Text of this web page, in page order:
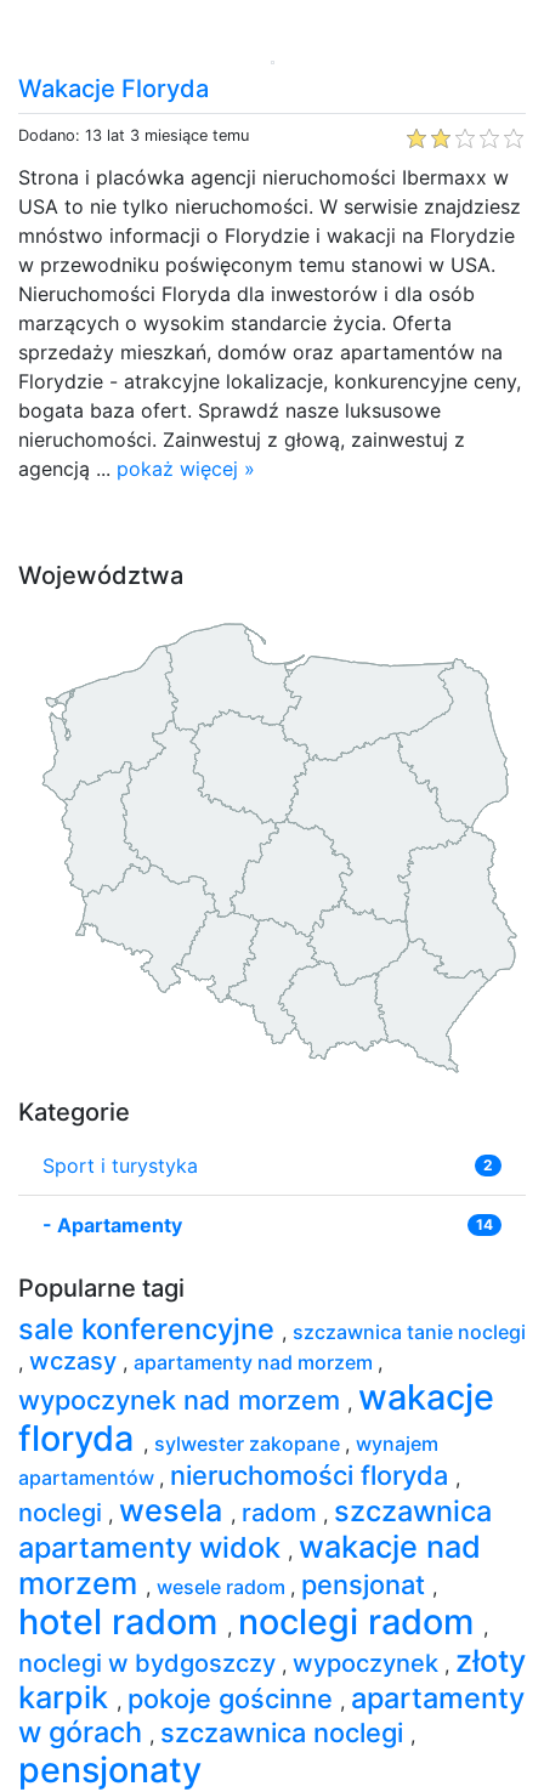
Wakacje Floryda
Dodano: 13 lat 3 miesiące temu
Strona i placówka agencji nieruchomości Ibermaxx w
USA to nie tylko nieruchomości. W serwisie znajdziesz
mnóstwo informacji o Florydzie i wakacji na Florydzie
w przewodniku poświęconym temu stanowi w USA.
Nieruchomości Floryda dla inwestorów i dla osób
marzących o wysokim standarcie życia. Oferta
sprzedaży mieszkań, domów oraz apartamentów na
Florydzie - atrakcyjne lokalizacje, konkurencyjne ceny,
bogata baza ofert. Sprawdź nasze luksusowe
nieruchomości. Zainwestuj z głową, zainwestuj z
agencją ... pokaż więcej »
Województwa
Kategorie
Sport i turystyka 2
- Apartamenty 14
Popularne tagi
sale konferencyjne , szczawnica tanie noclegi
, wczasy , apartamenty nad morzem ,
wypoczynek nad morzem , wakacje
floryda , sylwester zakopane , wynajem
apartamentów , nieruchomości floryda ,
noclegi , wesela , radom , szczawnica
apartamenty widok , wakacje nad
morzem , wesele radom , pensjonat ,
hotel radom , noclegi radom ,
noclegi w bydgoszczy , wypoczynek , złoty
karpik , pokoje gościnne , apartamenty
w górach , szczawnica noclegi ,
pensjonaty